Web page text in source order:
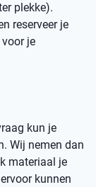
plekke).
reserveer je
je
kun je
Wij nemen dan
materiaal je
kunnen